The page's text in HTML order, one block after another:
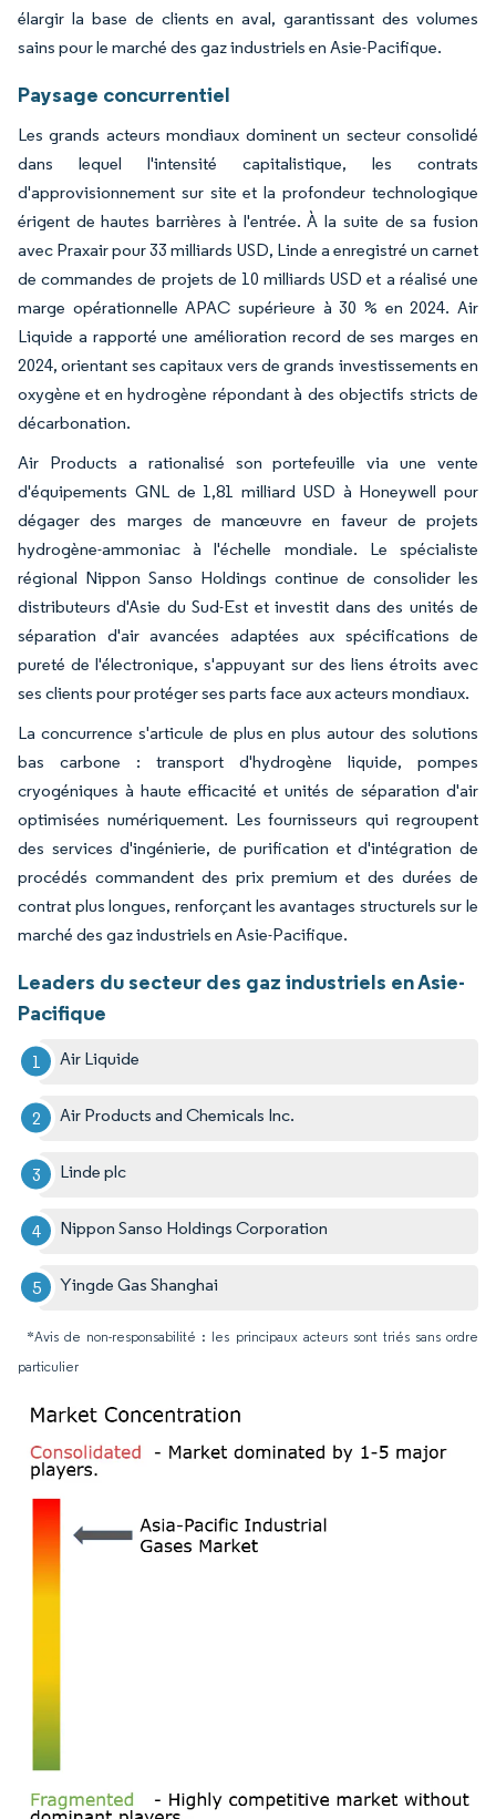
élargir la base de clients en aval, garantissant des volumes
sains pour le marché des gaz industriels en Asie-Pacifique.
Paysage concurrentiel
Les grands acteurs mondiaux dominent un secteur consolidé
dans lequel l'intensité capitalistique, les contrats
d'approvisionnement sur site et la profondeur technologique
érigent de hautes barrières à l'entrée. À la suite de sa fusion
avec Praxair pour 33 milliards USD, Linde a enregistré un carnet
de commandes de projets de 10 milliards USD et a réalisé une
marge opérationnelle APAC supérieure à 30 % en 2024. Air
Liquide a rapporté une amélioration record de ses marges en
2024, orientant ses capitaux vers de grands investissements en
oxygène et en hydrogène répondant à des objectifs stricts de
décarbonation.
Air Products a rationalisé son portefeuille via une vente
d'équipements GNL de 1,81 milliard USD à Honeywell pour
dégager des marges de manœuvre en faveur de projets
hydrogène-ammoniac à l'échelle mondiale. Le spécialiste
régional Nippon Sanso Holdings continue de consolider les
distributeurs d'Asie du Sud-Est et investit dans des unités de
séparation d'air avancées adaptées aux spécifications de
pureté de l'électronique, s'appuyant sur des liens étroits avec
ses clients pour protéger ses parts face aux acteurs mondiaux.
La concurrence s'articule de plus en plus autour des solutions
bas carbone : transport d'hydrogène liquide, pompes
cryogéniques à haute efficacité et unités de séparation d'air
optimisées numériquement. Les fournisseurs qui regroupent
des services d'ingénierie, de purification et d'intégration de
procédés commandent des prix premium et des durées de
contrat plus longues, renforçant les avantages structurels sur le
marché des gaz industriels en Asie-Pacifique.
Leaders du secteur des gaz industriels en Asie-
Pacifique
Air Liquide
Air Products and Chemicals Inc.
Linde plc
Nippon Sanso Holdings Corporation
Yingde Gas Shanghai
*Avis de non-responsabilité : les principaux acteurs sont triés sans ordre
particulier